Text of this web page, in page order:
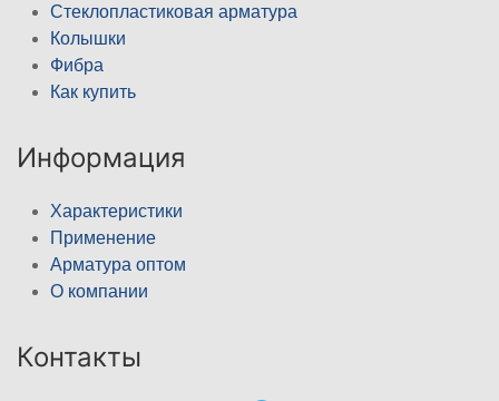
Стеклопластиковая арматура
Колышки
Фибра
Как купить
Информация
Характеристики
Применение
Арматура оптом
О компании
Контакты